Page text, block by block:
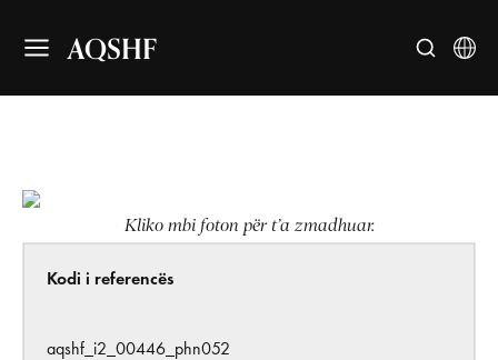
AQSHF
Kliko mbi foton për t’a zmadhuar.
Kodi i referencës
aqshf_i2_00446_phn052